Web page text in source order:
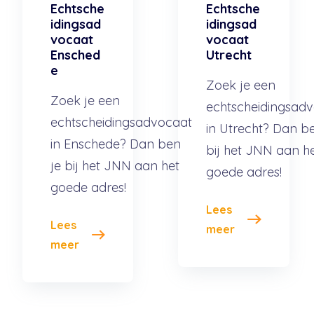
Echtsche
idingsad
vocaat
Ensched
e
Zoek je een
echtscheidingsadvocaat
in Enschede? Dan ben
je bij het JNN aan het
goede adres!
Lees
meer
Echtsche
idingsad
vocaat
Utrecht
Zoek je een
in Utrecht? Dan
bij het JNN aan
goede adres!
Lees
meer